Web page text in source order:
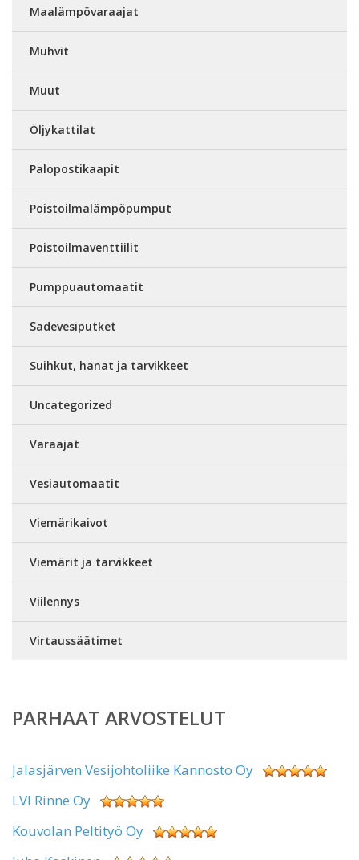
Maalämpövaraajat
Muhvit
Muut
Öljykattilat
Palopostikaapit
Poistoilmalämpöpumput
Poistoilmaventtiilit
Pumppuautomaatit
Sadevesiputket
Suihkut, hanat ja tarvikkeet
Uncategorized
Varaajat
Vesiautomaatit
Viemärikaivot
Viemärit ja tarvikkeet
Viilennys
Virtaussäätimet
PARHAAT ARVOSTELUT
Jalasjärven Vesijohtoliike Kannosto Oy
LVI Rinne Oy
Kouvolan Peltityö Oy